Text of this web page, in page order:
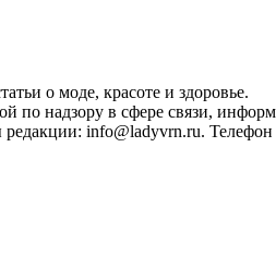
о моде, красоте и здоровье.
надзору в сфере связи,
info@ladyvrn.ru.